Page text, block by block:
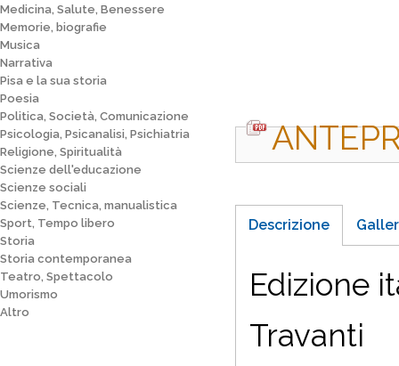
Medicina, Salute, Benessere
Memorie, biografie
Musica
Narrativa
Pisa e la sua storia
Poesia
Politica, Società, Comunicazione
Psicologia, Psicanalisi, Psichiatria
Religione, Spiritualità
Scienze dell'educazione
Scienze sociali
Scienze, Tecnica, manualistica
Sport, Tempo libero
Storia
Storia contemporanea
Teatro, Spettacolo
Umorismo
Altro
Descrizione
Edizione
Travanti